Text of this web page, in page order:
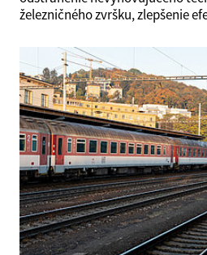
železničného zvršku, zlepšenie